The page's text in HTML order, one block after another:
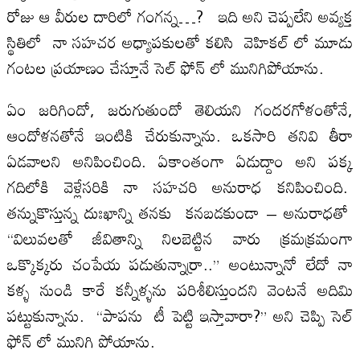
రోజు ఆ వీరుల దారిలో గంగన్న…? ఇది అని చెప్పలేని అవ్యక్త
స్థితిలో నా సహచర అధ్యాపకులతో కలిసి వెహికల్ లో మూడు
గంటల ప్రయాణం చేస్తూనే సెల్ ఫోన్ లో మునిగిపోయాను.
ఏం జరిగిందో, జరుగుతుందో తెలియని గందరగోళంతోనే,
ఆందోళనతోనే ఇంటికి చేరుకున్నాను. ఒకసారి తనివి తీరా
ఏడవాలని అనిపించింది. ఏకాంతంగా ఏడుద్దాం అని పక్క
గదిలోకి వెళ్లేసరికి నా సహచరి అనురాధ కనిపించింది.
తన్నుకొస్తున్న దుఃఖాన్ని తనకు కనబడకుండా – అనురాధతో
“విలువలతో జీవితాన్ని నిలబెట్టిన వారు క్రమక్రమంగా
ఒక్కొక్కరు చంపేయ పడుతున్నార్రా..” అంటున్నానో లేదో నా
కళ్ళ నుండి కారే కన్నీళ్ళను పరిశీలిస్తుందని వెంటనే అదిమి
పట్టుకున్నాను. “పాపను టీ పెట్టి ఇస్తావారా?” అని చెప్పి సెల్
ఫోన్ లో మునిగి పోయాను.